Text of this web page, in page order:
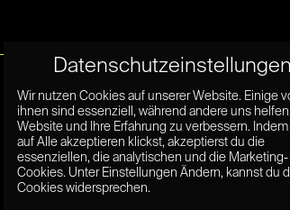
Datenschutzeinstellungen
Wir nutzen Cookies auf unserer Website. Einige
ihnen sind essenziell, während andere uns
Website und Ihre Erfahrung zu verbessern. Indem
auf Alle akzeptieren klickst, akzeptierst du die
essenziellen, die analytischen und die Marketing-
Cookies. Unter Einstellungen Ändern, kannst du
Cookies widersprechen.